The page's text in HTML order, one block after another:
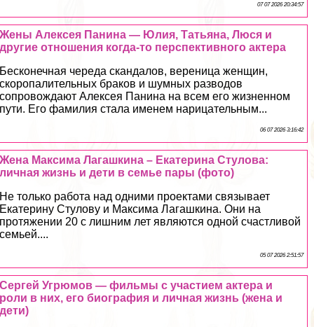
07 07 2026 20:34:57
Жены Алексея Панина — Юлия, Татьяна, Люся и
другие отношения когда-то перспективного актера
Бесконечная череда скандалов, вереница женщин,
скоропалительных бpaков и шумных разводов
сопровождают Алексея Панина на всем его жизненном
пути. Его фамилия стала именем нарицательным...
06 07 2026 3:16:42
Жена Максима Лагашкина – Екатерина Стулова:
личная жизнь и дети в семье пары (фото)
Не только работа над одними проектами связывает
Екатерину Стулову и Максима Лагашкина. Они на
протяжении 20 с лишним лет являются одной счастливой
семьей....
05 07 2026 2:51:57
Сергeй Угрюмов — фильмы с участием актера и
роли в них, его биография и личная жизнь (жена и
дети)